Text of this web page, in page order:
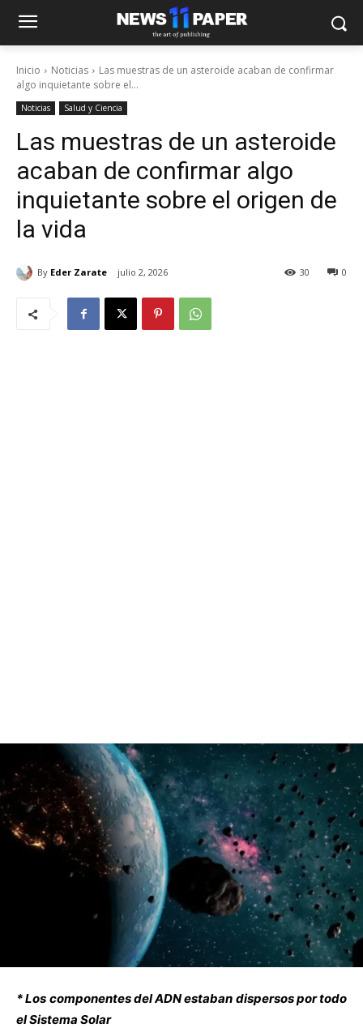
Inicio Noticias
Las muestras de un asteroide acaban de confirmar
algo inquietante sobre el...
Noticias Salud y Ciencia
Las muestras de un asteroide
acaban de confirmar algo
inquietante sobre el origen de
la vida
By Eder Zarate julio 2, 2026 0
30
* Los componentes del ADN estaban dispersos por todo
el Sistema Solar